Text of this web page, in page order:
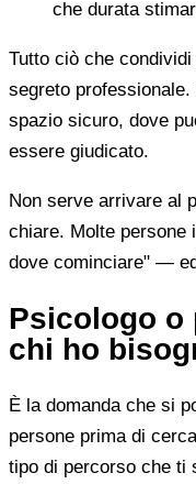
che durata
Tutto ciò che
segreto
spazio sicuro, dove
essere giudicato.
Non serve arrivare al
chiare. Molte persone
dove cominciare" —
Psicologo o
chi ho
È la domanda che si
persone prima di
tipo di percorso che ti